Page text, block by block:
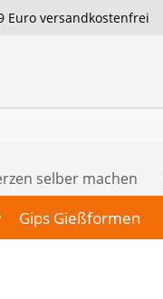
Euro versandkostenfrei
selber machen
Gips Gießformen